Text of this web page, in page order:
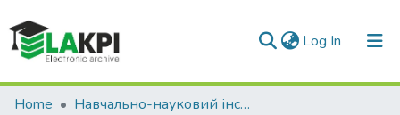
Log In (current)
Communities & Collections
Home
Навчально-науковий інститут матеріалознавства та зварювання ім. Є.О. Патона (НН ІМЗ ім. Є.О. Патона)